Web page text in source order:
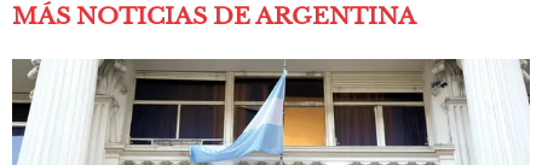
MÁS NOTICIAS DE ARGENTINA